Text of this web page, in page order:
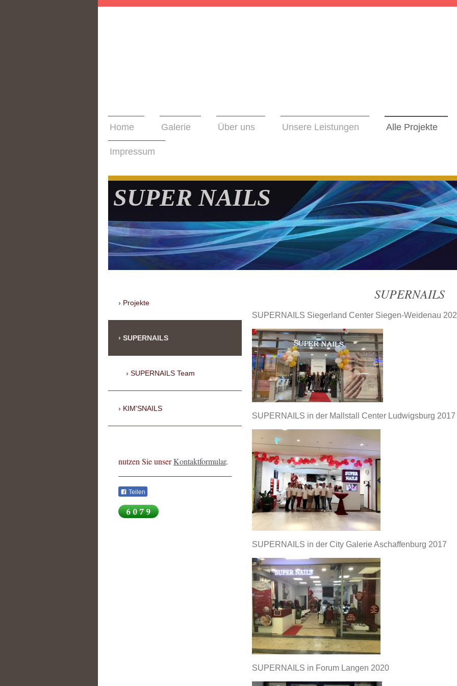
Home Galerie Über uns Unsere Leistungen Alle Projekte
Impressum
SUPER NAILS
SUPERNAILS
SUPERNAILS Siegerland Center Siegen-Weidenau
SUPERNAILS in der Mallstall Center Ludwigsburg 2017
SUPERNAILS in der City Galerie Aschaffenburg 2017
SUPERNAILS in Forum Langen 2020
Projekte
SUPERNAILS
SUPERNAILS Team
KIM'SNAILS
nutzen Sie unserKontaktformular.
Teilen